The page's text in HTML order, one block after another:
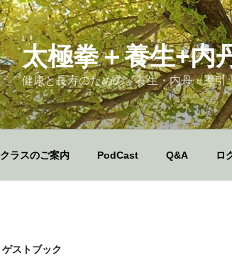
太極拳＋養生+内
健康と長寿のための、養生・内丹・導引
クラスのご案内 PodCast Q&A ロ
ゲストブック